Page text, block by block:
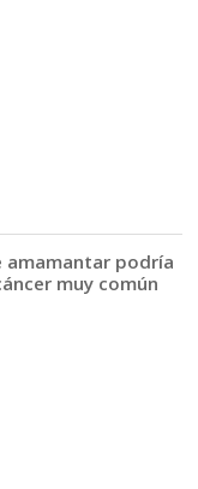
amamantar podría
muy común